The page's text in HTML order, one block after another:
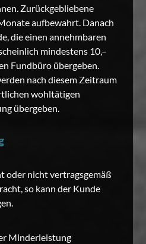
Zurückgebliebene
aufbewahrt. Danach
die einen annehmbaren
mindestens 10,–
Fundbüro übergeben.
nach diesem Zeitraum
wohltätigen
übergeben.
oder nicht vertragsgemäß
so kann der Kunde
Minderleistung